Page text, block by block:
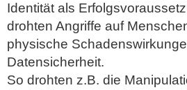
Identität als
drohten Angriffe auf
physische
Datensicherheit.
So drohten z.B. die